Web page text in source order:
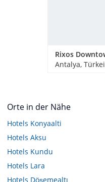
Antalya, Türkei
Orte in der Nähe
Hotels Konyaalti
Hotels Aksu
Hotels Kundu
Hotels Lara
Hotels Döşemealtı